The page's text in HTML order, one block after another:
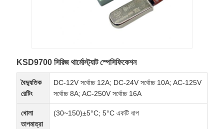
KSD9700 সিরিজ থার্মোস্ট্যাট স্পেসিফিকেশন
বৈদ্যুতিক
রেটিং
DC-12V সর্বোচ্চ 12A; DC-24V সর্বোচ্চ 10A; AC-125V
সর্বোচ্চ 8A; AC-250V সর্বোচ্চ 16A
খোলা
তাপমাত্রা
(30~150)±5°C; 5°C একটি ধাপ